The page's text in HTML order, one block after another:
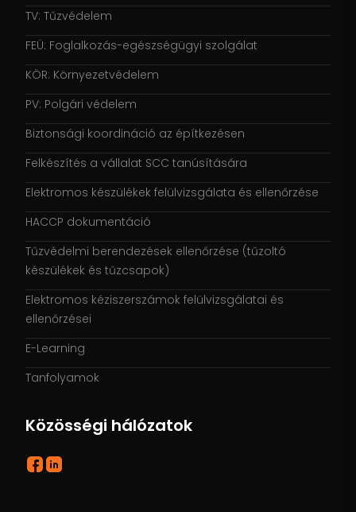
TV: Tűzvédelem
FEÜ: Foglalkozás-egészségügyi szolgálat
KÖR: Környezetvédelem
PV: Polgári védelem
Biztonsági koordináció az építkezésen
Felkészítés a vállalat SCC tanúsítására
Elektromos készülékek felülvizsgálata és ellenőrzése
HACCP dokumentáció
Tűzvédelmi berendezések ellenőrzése (tűzoltó
készülékek és tűzcsapok)
Elektromos kéziszerszámok felülvizsgálatai és
ellenőrzései
E-Learning
Tanfolyamok
Közösségi hálózatok